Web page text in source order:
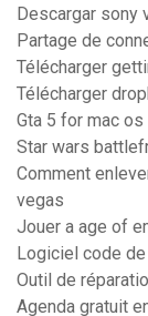
Descargar sony
Partage de
Télécharger
Télécharger
Gta 5 for mac os
Star wars
Comment
vegas
Jouer a age of
Logiciel code
Outil de
Agenda gratuit